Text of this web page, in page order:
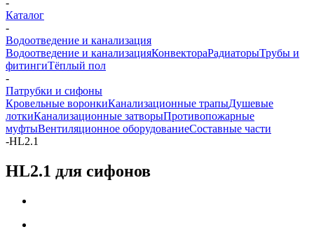
-
Каталог
-
Водоотведение и канализация
Водоотведение и канализацияКонвектораРадиаторыТрубы и
фитингиТёплый пол
-
Патрубки и сифоны
Кровельные воронкиКанализационные трапыДушевые
лоткиКанализационные затворыПротивопожарные
муфтыВентиляционное оборудованиеСоставные части
-HL2.1
HL2.1 для сифонов